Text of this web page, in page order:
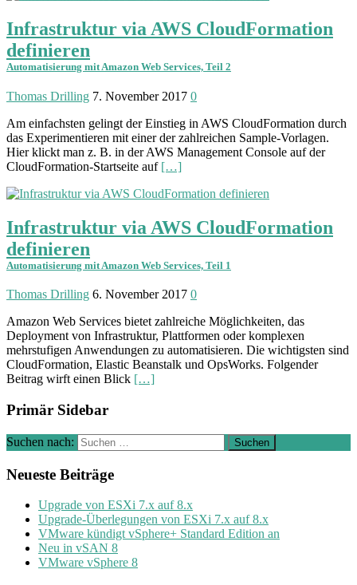
Infrastruktur via AWS CloudFormation
definieren
Automatisierung mit Amazon Web Services, Teil 2
Thomas Drilling 7. November 2017 0
Am einfachsten gelingt der Einstieg in AWS CloudFormation durch
das Experimentieren mit einer der zahlreichen Sample-Vorlagen.
Hier klickt man z. B. in der AWS Management Console auf der
CloudFormation-Startseite auf […]
Infrastruktur via AWS CloudFormation
definieren
Automatisierung mit Amazon Web Services, Teil 1
Thomas Drilling 6. November 2017 0
Amazon Web Services bietet zahlreiche Möglichkeiten, das
Deployment von Infrastruktur, Plattformen oder komplexen
mehrstufigen Anwendungen zu automatisieren. Die wichtigsten sind
CloudFormation, Elastic Beanstalk und OpsWorks. Folgender
Beitrag wirft einen Blick […]
Primär Sidebar
Suchen nach:
Neueste Beiträge
Upgrade von ESXi 7.x auf 8.x
Upgrade-Überlegungen von ESXi 7.x auf 8.x
VMware kündigt vSphere+ Standard Edition an
Neu in vSAN 8
VMware vSphere 8